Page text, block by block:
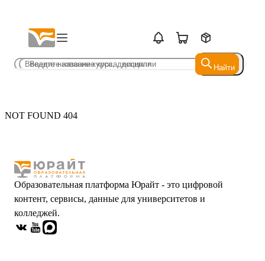
Найти
Найти
NOT FOUND 404
Образовательная платформа Юрайт - это цифровой
контент, сервисы, данные для университетов и
колледжей.